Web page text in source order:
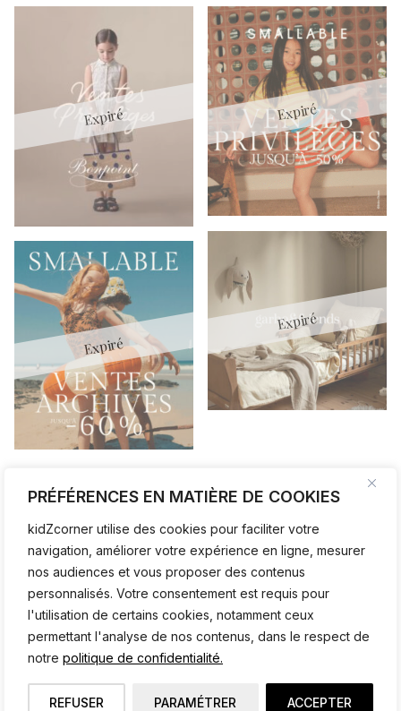
PRÉFÉRENCES EN MATIÈRE DE COOKIES
kidZcorner utilise des cookies pour faciliter votre
navigation, améliorer votre expérience en ligne, mesurer
nos audiences et vous proposer des contenus
personnalisés. Votre consentement est requis pour
l'utilisation de certains cookies, notamment ceux
permettant l'analyse de nos contenus, dans le respect de
notre politique de confidentialité.
PARAMÉTRER
REFUSER ACCEPTER
NOS BOUTIQUES ♥